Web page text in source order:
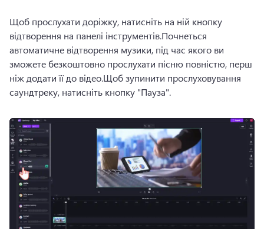
Щоб прослухати доріжку, натисніть на ній кнопку
відтворення на панелі інструментів.Почнеться
автоматичне відтворення музики, під час якого ви
зможете безкоштовно прослухати пісню повністю, перш
ніж додати її до відео.Щоб зупинити прослуховування
саундтреку, натисніть кнопку "Пауза".